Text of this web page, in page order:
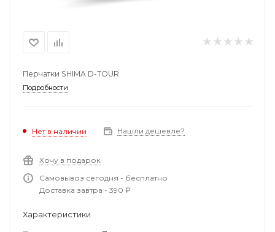
Перчатки SHIMA D-TOUR
Подробности
Нет в наличии Нашли дешевле?
Хочу в подарок
Самовывоз сегодня - бесплатно
Доставка завтра - 390 ₽
Характеристики